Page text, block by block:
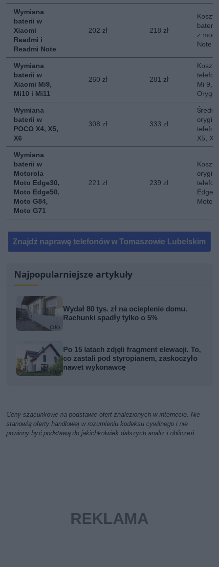
Wymiana
baterii w
Xiaomi
Readmi i
Readmi Note
202 zł 218 zł
Koszt
baterii
z
Note
Wymiana
baterii w
Xiaomi Mi9,
Mi10 i Mi11
260 zł 281 zł
Koszt
Mi 9,
Wymiana
baterii w
POCO X4, X5,
X6
308 zł 333 zł
Średni
X5, X6
Wymiana
baterii w
Motorola
Moto Edge30,
Moto Edge50,
Moto G84,
Moto G71
221 zł 239 zł
Koszt
Edge
Moto
Znajdź naprawę telefonów w Tomaszowie Lubelskim
Najpopularniejsze artykuły
Wydał 80 tys. zł na ocieplenie domu.
Rachunki spadły tylko o 5%
Po 15 latach zdjęli fragment elewacji. To,
co zastali pod styropianem, zaskoczyło
nawet wykonawcę
Ceny szacunkowe na podstawie ofert znalezionych w internecie. Nie
stanowią oferty handlowej w rozumieniu kodeksu cywilnego i nie
powinny być podstawą do jakichkolwiek dalszych analiz i obliczeń